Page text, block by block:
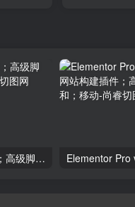
独立分析专业版2.9.1；高级脚本、插件和；手机